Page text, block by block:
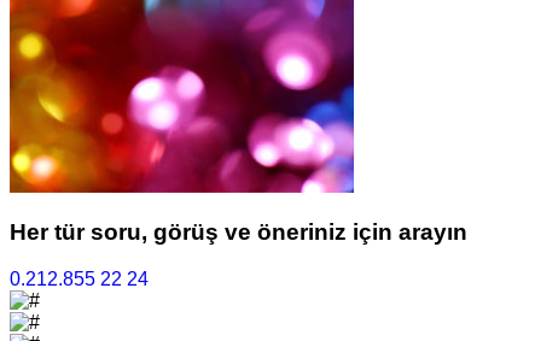
Her tür soru, görüş ve öneriniz için arayın
0.212.855 22 24